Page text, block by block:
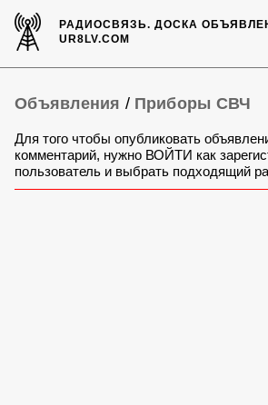
РАДИОСВЯЗЬ.ДОСКА
UR8LV.COM
Объявления / Приборы СВЧ
Для того чтобы опубликовать
комментарий, нужно ВОЙТИ как
пользователь и выбрать подходящий